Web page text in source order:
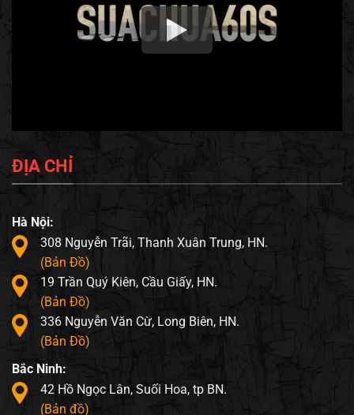
ĐỊA CHỈ
Hà Nội:
308 Nguyễn Trãi, Thanh Xuân Trung, HN.
(Bản Đồ)
19 Trần Quý Kiên, Cầu Giấy, HN.
(Bản Đồ)
336 Nguyễn Văn Cừ, Long Biên, HN.
(Bản Đồ)
Bắc Ninh:
42 Hồ Ngọc Lân, Suối Hoa, tp BN.
(Bản đồ)